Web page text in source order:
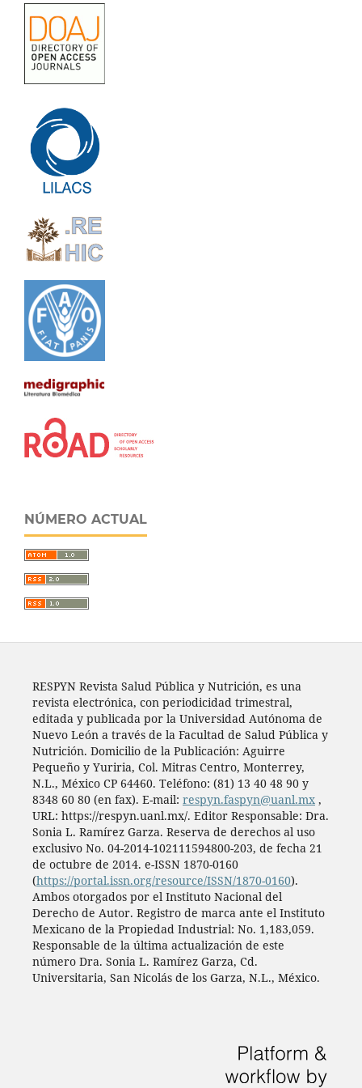
NÚMERO ACTUAL
RESPYN Revista Salud Pública y Nutrición, es una
revista electrónica, con periodicidad trimestral,
editada y publicada por la Universidad Autónoma de
Nuevo León a través de la Facultad de Salud Pública y
Nutrición. Domicilio de la Publicación: Aguirre
Pequeño y Yuriria, Col. Mitras Centro, Monterrey,
N.L., México CP 64460. Teléfono: (81) 13 40 48 90 y
8348 60 80 (en fax). E-mail: respyn.faspyn@uanl.mx,
URL: https://respyn.uanl.mx/. Editor Responsable: Dra.
Sonia L. Ramírez Garza. Reserva de derechos al uso
exclusivo No. 04-2014-102111594800-203, de fecha 21
de octubre de 2014. e-ISSN 1870-0160
(https://portal.issn.org/resource/ISSN/1870-0160).
Ambos otorgados por el Instituto Nacional del
Derecho de Autor. Registro de marca ante el Instituto
Mexicano de la Propiedad Industrial: No. 1,183,059.
Responsable de la última actualización de este
número Dra. Sonia L. Ramírez Garza, Cd.
Universitaria, San Nicolás de los Garza, N.L., México.